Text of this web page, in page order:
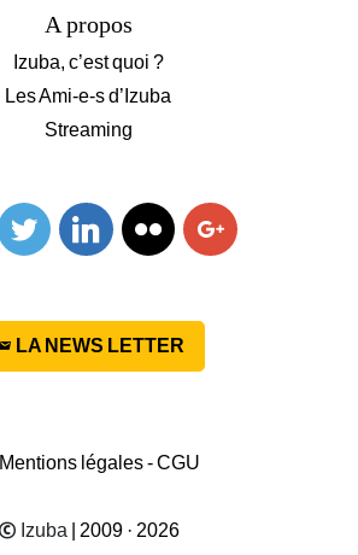
A propos
Izuba, c’est quoi ?
Les Ami-e-s d’Izuba
Streaming
LA NEWS LETTER
Mentions légales - CGU
Izuba| 2009 · 2026